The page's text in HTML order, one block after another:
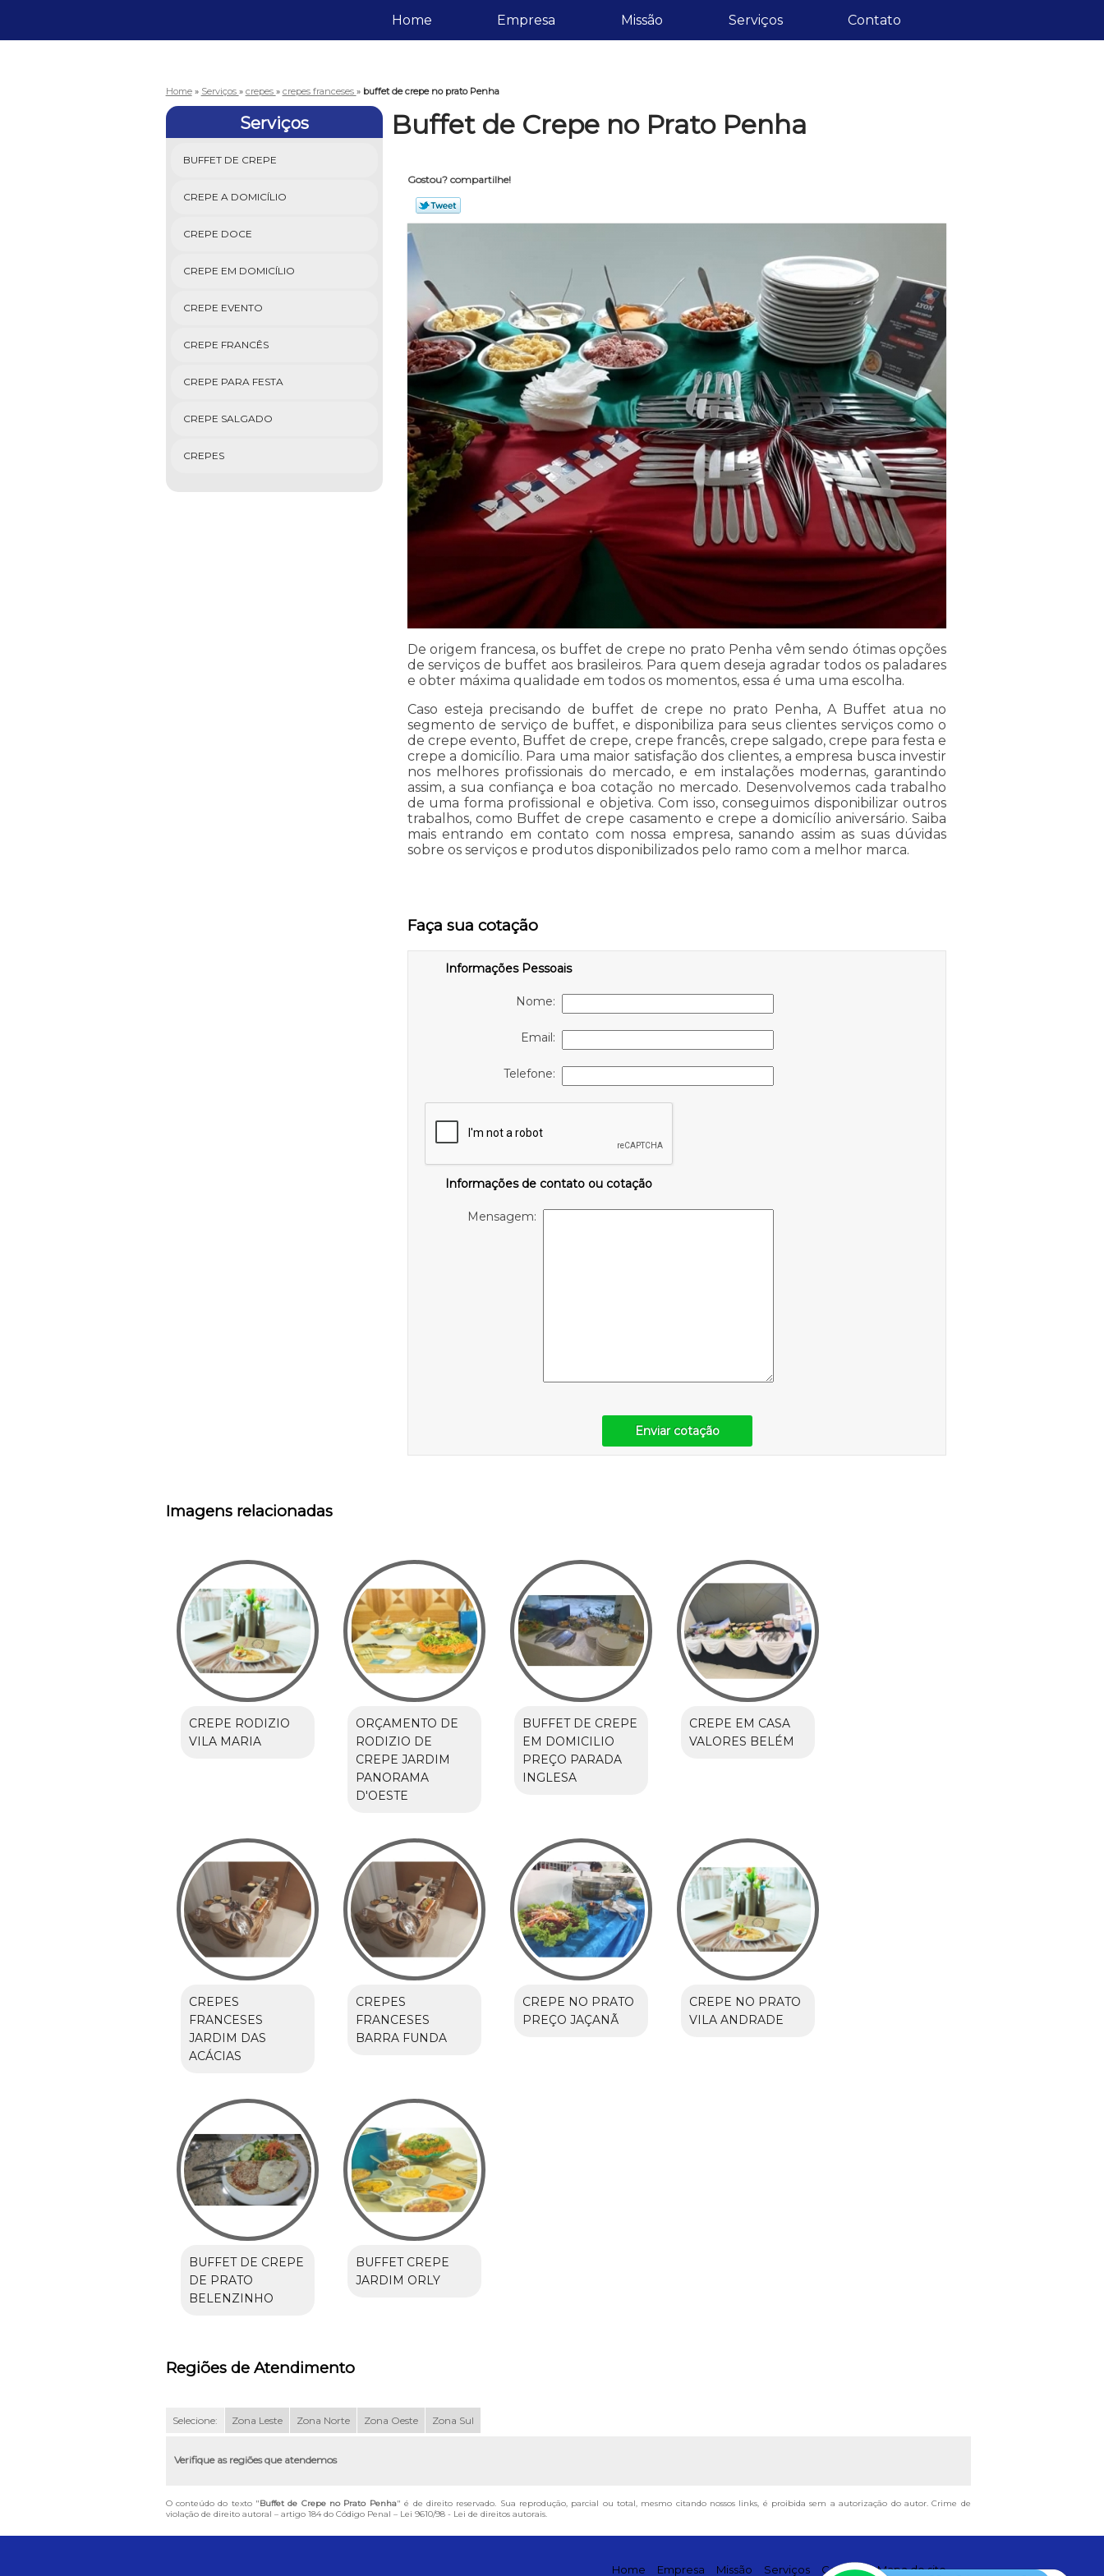
Home Empresa Missão Serviços Contato
Home » Serviços » crepes » crepes franceses » buffet de crepe no prato Penha
Serviços
BUFFET DE CREPE
CREPE A DOMICÍLIO
CREPE DOCE
CREPE EM DOMICÍLIO
CREPE EVENTO
CREPE FRANCÊS
CREPE PARA FESTA
CREPE SALGADO
CREPES
Buffet de Crepe no Prato Penha
Gostou? compartilhe!
De origem francesa, os buffet de crepe no prato Penha vêm sendo ótimas opções
de serviços de buffet aos brasileiros. Para quem deseja agradar todos os paladares
e obter máxima qualidade em todos os momentos, essa é uma uma escolha.
Caso esteja precisando de buffet de crepe no prato Penha, A Buffet atua no
segmento de serviço de buffet, e disponibiliza para seus clientes serviços como o
de crepe evento, Buffet de crepe, crepe francês, crepe salgado, crepe para festa e
crepe a domicílio. Para uma maior satisfação dos clientes, a empresa busca investir
nos melhores profissionais do mercado, e em instalações modernas, garantindo
assim, a sua confiança e boa cotação no mercado. Desenvolvemos cada trabalho
de uma forma profissional e objetiva. Com isso, conseguimos disponibilizar outros
trabalhos, como Buffet de crepe casamento e crepe a domicílio aniversário. Saiba
mais entrando em contato com nossa empresa, sanando assim as suas dúvidas
sobre os serviços e produtos disponibilizados pelo ramo com a melhor marca.
Faça sua cotação
Informações Pessoais
Nome:
Email:
Telefone:
Informações de contato ou cotação
Mensagem:
Enviar cotação
Imagens relacionadas
CREPE RODIZIO
VILA MARIA
ORÇAMENTO DE
RODIZIO DE
CREPE JARDIM
PANORAMA
D'OESTE
BUFFET DE CREPE
EM DOMICILIO
PREÇO PARADA
INGLESA
CREPE EM CASA
VALORES BELÉM
CREPES
FRANCESES
JARDIM DAS
ACÁCIAS
CREPES
FRANCESES
BARRA FUNDA
CREPE NO PRATO
PREÇO JAÇANÃ
CREPE NO PRATO
VILA ANDRADE
BUFFET DE CREPE
DE PRATO
BELENZINHO
BUFFET CREPE
JARDIM ORLY
Regiões de Atendimento
Selecione: Zona Leste Zona Norte Zona Oeste Zona Sul
Verifique as regiões que atendemos
O conteúdo do texto "Buffet de Crepe no Prato Penha" é de direito reservado. Sua reprodução, parcial ou total, mesmo citando nossos links, é proibida sem a autorização do autor. Crime de
violação de direito autoral – artigo 184 do Código Penal – Lei 9610/98 - Lei de direitos autorais.
Home Empresa Missão Serviços Contato Mapa do site